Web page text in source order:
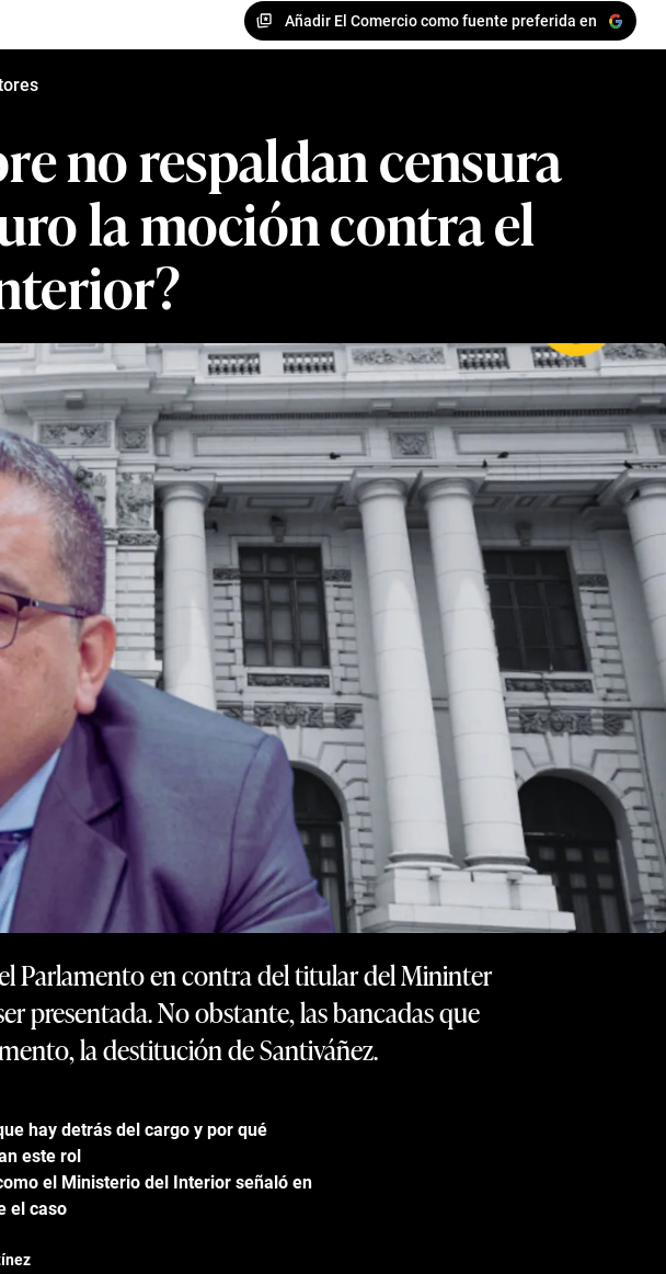
Añadir El Comercio como fuente preferida en
no respaldan censura
la moción contra el
Parlamento en contra del titular del Mininter
presentada. No obstante, las bancadas que
la destitución de Santiváñez.
hay detrás del cargo y por qué
este rol
el Ministerio del Interior señaló en
el caso